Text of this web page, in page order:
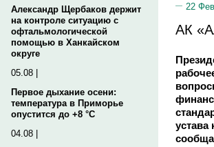
Александр Щербаков держит
на контроле ситуацию с
офтальмологической
помощью в Ханкайском
округе
05.08 |
Первое дыхание осени:
температура в Приморье
опустится до +8 °C
04.08 |
22
АК